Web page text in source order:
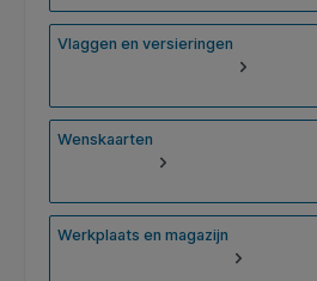
Vlaggen en versieringen
Wenskaarten
Werkplaats en magazijn